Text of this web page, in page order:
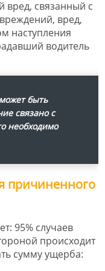
связанный с
вред,
наступления
водитель
быть
связано с
необходимо
причиненного
95% случаев
происходит
сумму ущерба: